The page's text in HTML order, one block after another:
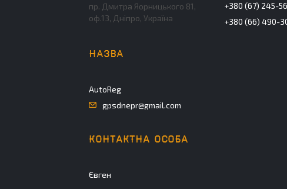
пр. Дмитра Яорницького 81,
оф.13, Дніпро, Україна
AutoReg
gpsdnepr@gmail.com
Євген
+380 (67) 245-
+380 (66) 490-